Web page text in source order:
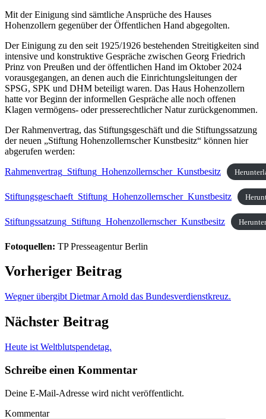
Mit der Einigung sind sämtliche Ansprüche des Hauses
Hohenzollern gegenüber der Öffentlichen Hand abgegolten.
Der Einigung zu den seit 1925/1926 bestehenden Streitigkeiten sind
intensive und konstruktive Gespräche zwischen Georg Friedrich
Prinz von Preußen und der öffentlichen Hand im Oktober 2024
vorausgegangen, an denen auch die Einrichtungsleitungen der
SPSG, SPK und DHM beteiligt waren. Das Haus Hohenzollern
hatte vor Beginn der informellen Gespräche alle noch offenen
Klagen vermögens- oder presserechtlicher Natur zurückgenommen.
Der Rahmenvertrag, das Stiftungsgeschäft und die Stiftungssatzung
der neuen „Stiftung Hohenzollernscher Kunstbesitz“ können hier
abgerufen werden:
Rahmenvertrag_Stiftung_Hohenzollernscher_Kunstbesitz
Stiftungsgeschaeft_Stiftung_Hohenzollernscher_Kunstbesitz
Stiftungssatzung_Stiftung_Hohenzollernscher_Kunstbesitz
Fotoquellen: TP Presseagentur Berlin
Vorheriger Beitrag
Wegner übergibt Dietmar Arnold das Bundesverdienstkreuz.
Nächster Beitrag
Heute ist Weltblutspendetag.
Schreibe einen Kommentar
Deine E-Mail-Adresse wird nicht veröffentlicht.
Kommentar